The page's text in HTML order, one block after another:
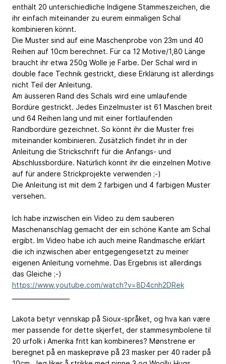
enthält 20 unterschiedliche Indigene Stammeszeichen, die
ihr einfach miteinander zu eurem einmaligen Schal
kombinieren könnt.
Die Muster sind auf eine Maschenprobe von 23m und 40
Reihen auf 10cm berechnet. Für ca 12 Motive/1,80 Länge
braucht ihr etwa 250g Wolle je Farbe. Der Schal wird in
double face Technik gestrickt, diese Erklärung ist allerdings
nicht Teil der Anleitung.
Am äusseren Rand des Schals wird eine umlaufende
Bordüre gestrickt. Jedes Einzelmuster ist 61 Maschen breit
und 64 Reihen lang und mit einer fortlaufenden
Randbordüre gezeichnet. So könnt ihr die Muster frei
miteinander kombinieren. Zusätzlich findet ihr in der
Anleitung die Strickschrift für die Anfangs- und
Abschlussbordüre. Natürlich könnt ihr die einzelnen Motive
auf für andere Strickprojekte verwenden ;-)
Die Anleitung ist mit dem 2 farbigen und 4 farbigen Muster
versehen.
Ich habe inzwischen ein Video zu dem sauberen
Maschenanschlag gemacht der ein schöne Kante am Schal
ergibt. Im Video habe ich auch meine Randmasche erklärt
die ich inzwischen aber entgegengesetzt zu meiner
eigenen Anleitung vornehme. Das Ergebnis ist allerdings
das Gleiche ;-)
https://www.youtube.com/watch?v=8D4cnh2DRek
Lakota betyr vennskap på Sioux-språket, og hva kan være
mer passende for dette skjerfet, der stammesymbolene til
20 urfolk i Amerika fritt kan kombineres? Mønstrene er
beregnet på en maskeprøve på 23 masker per 40 rader på